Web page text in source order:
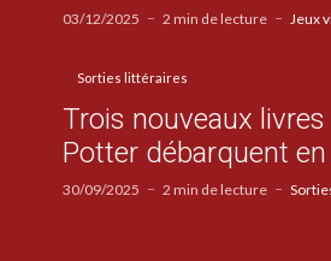
03/12/2025 2 min de lecture Jeux
Sorties littéraires
Trois nouveaux livres
Potter débarquent
30/09/2025 2 min de lecture